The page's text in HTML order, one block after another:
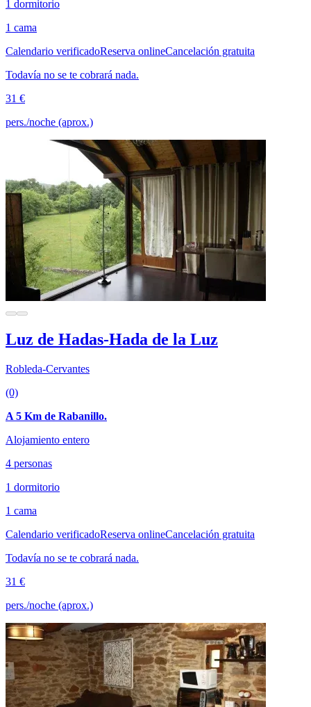
1 dormitorio
1 cama
Calendario verificadoReserva onlineCancelación gratuita
Todavía no se te cobrará nada.
31 €
pers./noche (aprox.)
Luz de Hadas-Hada de la Luz
Robleda-Cervantes
(0)
A 5 Km de Rabanillo.
Alojamiento entero
4 personas
1 dormitorio
1 cama
Calendario verificadoReserva onlineCancelación gratuita
Todavía no se te cobrará nada.
31 €
pers./noche (aprox.)